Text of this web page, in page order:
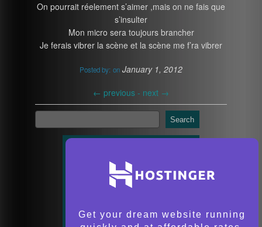
On pourrait réelement s’aimer ,mais on ne fais que
s’insulter
Mon micro sera toujours brancher
Je ferais vibrer la scène et la scène me f’ra vibrer
Posted by: on January 1, 2012
← previous - next →
Search
Get your dream website running